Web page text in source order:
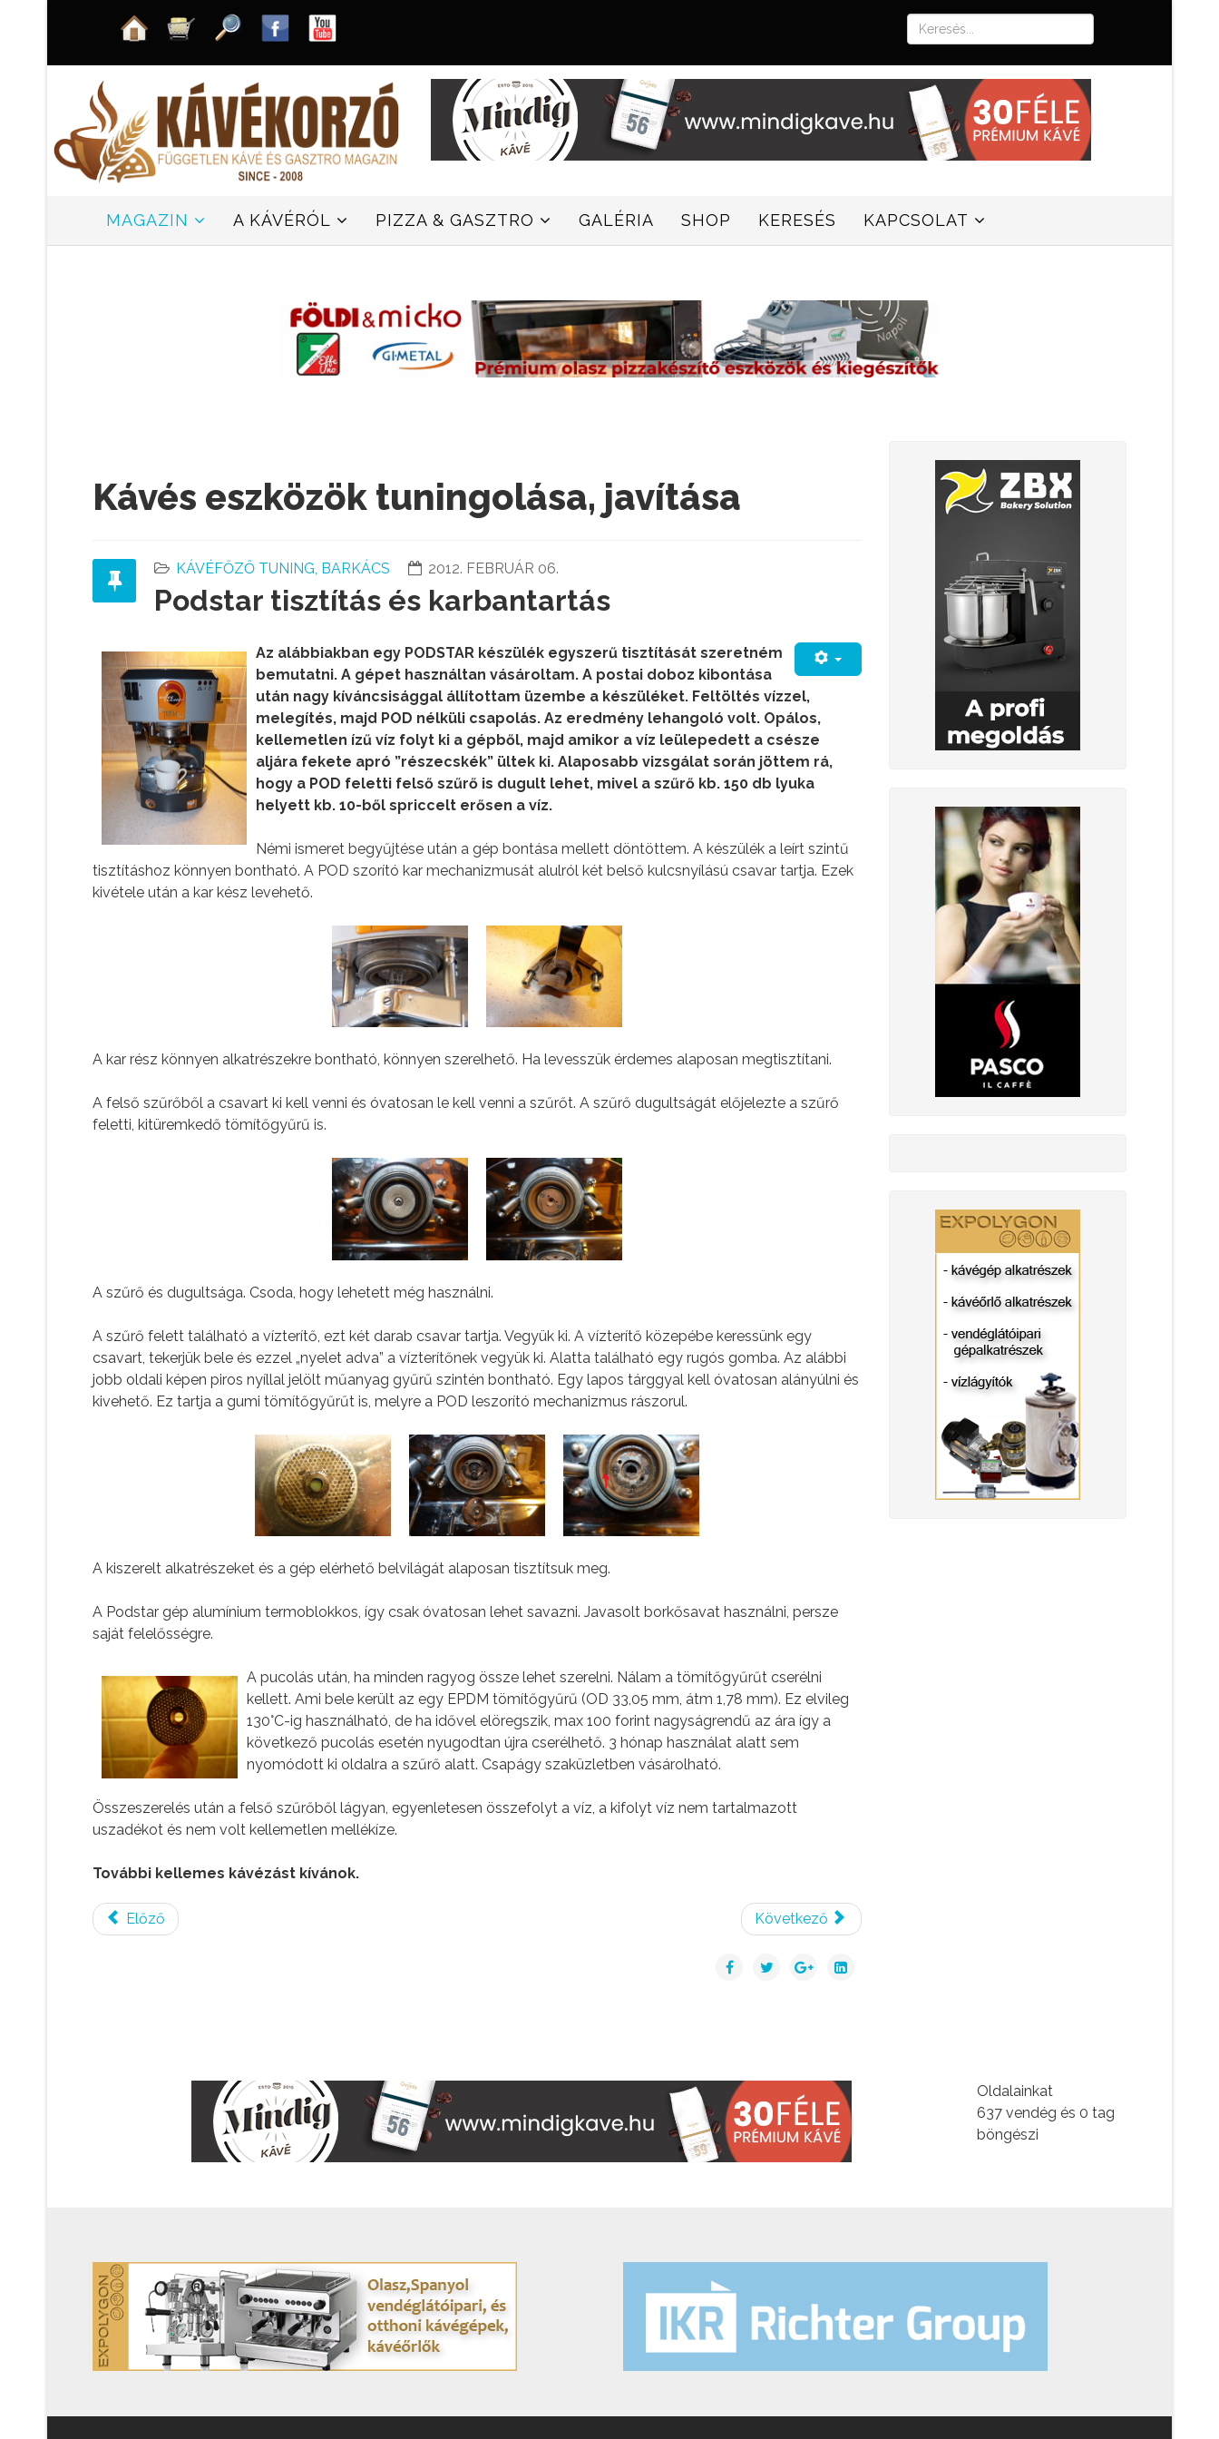
MAGAZIN A KÁVÉRÓL PIZZA & GASZTRO GALÉRIA SHOP KERESÉS KAPCSOLAT
Kávés eszközök tuningolása, javítása
KÁVÉFŐZŐ TUNING, BARKÁCS 2012. FEBRUÁR 06.
Podstar tisztítás és karbantartás
Az alábbiakban egy PODSTAR készülék egyszerű tisztítását szeretném
bemutatni. A gépet használtan vásároltam. A postai doboz kibontása
után nagy kíváncsisággal állítottam üzembe a készüléket. Feltöltés vízzel,
melegítés, majd POD nélküli csapolás. Az eredmény lehangoló volt. Opálos,
kellemetlen ízű víz folyt ki a gépből, majd amikor a víz leülepedett a csésze
aljára fekete apró ”részecskék” ültek ki. Alaposabb vizsgálat során jöttem rá,
hogy a POD feletti felső szűrő is dugult lehet, mivel a szűrő kb. 150 db lyuka
helyett kb. 10-ből spriccelt erősen a víz.
Némi ismeret begyűjtése után a gép bontása mellett döntöttem. A készülék a leírt szintű
tisztításhoz könnyen bontható. A POD szorító kar mechanizmusát alulról két belső kulcsnyílású csavar tartja. Ezek
kivétele után a kar kész levehető.
A kar rész könnyen alkatrészekre bontható, könnyen szerelhető. Ha levesszük érdemes alaposan megtisztítani.
A felső szűrőből a csavart ki kell venni és óvatosan le kell venni a szűrőt. A szűrő dugultságát előjelezte a szűrő
feletti, kitüremkedő tömítőgyűrű is.
A szűrő és dugultsága. Csoda, hogy lehetett még használni.
A szűrő felett található a vízterítő, ezt két darab csavar tartja. Vegyük ki. A vízterítő közepébe keressünk egy
csavart, tekerjük bele és ezzel „nyelet adva” a vízterítőnek vegyük ki. Alatta található egy rugós gomba. Az alábbi
jobb oldali képen piros nyíllal jelölt műanyag gyűrű szintén bontható. Egy lapos tárggyal kell óvatosan alányúlni és
kivehető. Ez tartja a gumi tömítőgyűrűt is, melyre a POD leszorító mechanizmus rászorul.
A kiszerelt alkatrészeket és a gép elérhető belvilágát alaposan tisztítsuk meg.
A Podstar gép alumínium termoblokkos, így csak óvatosan lehet savazni. Javasolt borkősavat használni, persze
saját felelősségre.
A pucolás után, ha minden ragyog össze lehet szerelni. Nálam a tömítőgyűrűt cserélni
kellett. Ami bele került az egy EPDM tömítőgyűrű (OD 33,05 mm, átm 1,78 mm). Ez elvileg
130°C-ig használható, de ha idővel elöregszik, max 100 forint nagyságrendű az ára így a
következő pucolás esetén nyugodtan újra cserélhető. 3 hónap használat alatt sem
nyomódott ki oldalra a szűrő alatt. Csapágy szaküzletben vásárolható.
Összeszerelés után a felső szűrőből lágyan, egyenletesen összefolyt a víz, a kifolyt víz nem tartalmazott
uszadékot és nem volt kellemetlen mellékíze.
További kellemes kávézást kívánok.
Előző Következő
Oldalainkat
637 vendég és 0 tag
böngészi